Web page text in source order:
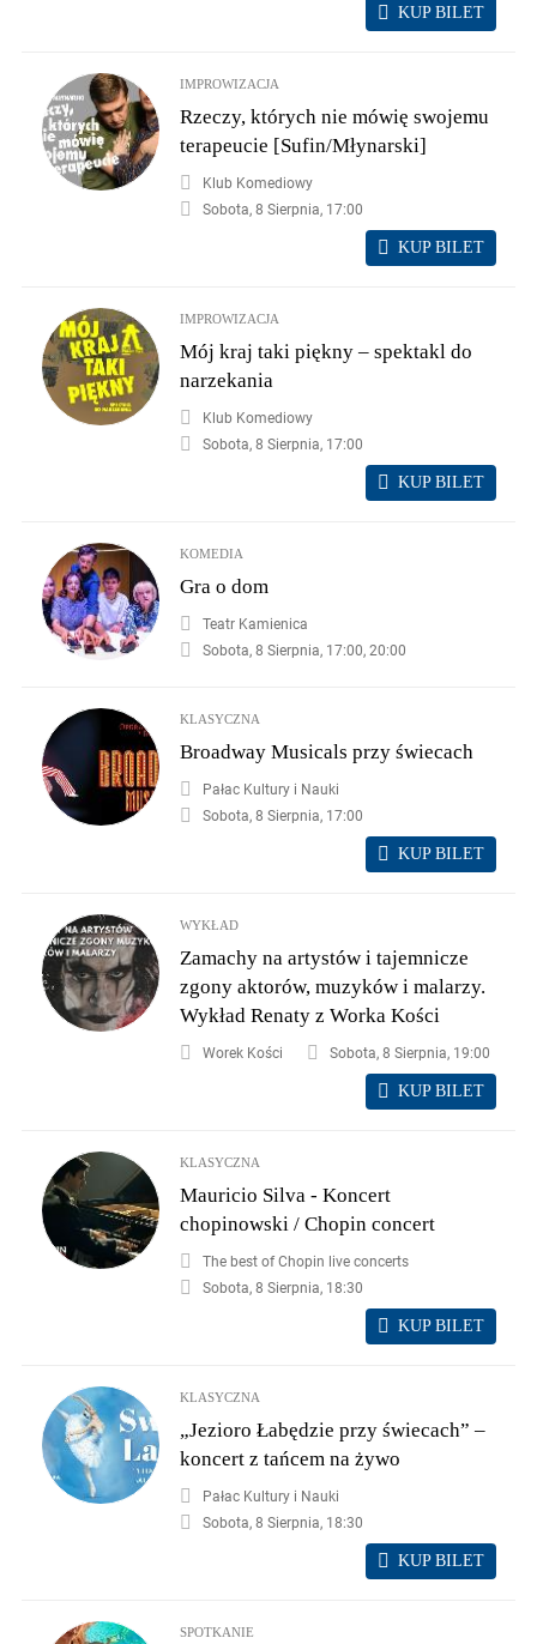
KUP BILET
IMPROWIZACJA
Rzeczy, których nie mówię swojemu
terapeucie [Sufin/Młynarski]
Klub Komediowy
Sobota, 8 Sierpnia, 17:00
KUP BILET
IMPROWIZACJA
Mój kraj taki piękny – spektakl do
narzekania
Klub Komediowy
Sobota, 8 Sierpnia, 17:00
KUP BILET
KOMEDIA
Gra o dom
Teatr Kamienica
Sobota, 8 Sierpnia, 17:00, 20:00
KLASYCZNA
Broadway Musicals przy świecach
Pałac Kultury i Nauki
Sobota, 8 Sierpnia, 17:00
KUP BILET
WYKŁAD
Zamachy na artystów i tajemnicze
zgony aktorów, muzyków i malarzy.
Wykład Renaty z Worka Kości
Worek Kości Sobota, 8 Sierpnia, 19:00
KUP BILET
KLASYCZNA
Mauricio Silva - Koncert
chopinowski / Chopin concert
The best of Chopin live concerts
Sobota, 8 Sierpnia, 18:30
KUP BILET
KLASYCZNA
„Jezioro Łabędzie przy świecach” –
koncert z tańcem na żywo
Pałac Kultury i Nauki
Sobota, 8 Sierpnia, 18:30
KUP BILET
SPOTKANIE